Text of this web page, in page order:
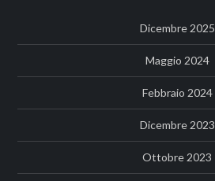
Dicembre 2025
Maggio 2024
Febbraio 2024
Dicembre 2023
Ottobre 2023